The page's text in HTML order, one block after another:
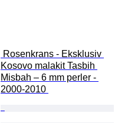
Kosovo malakit Tasbih
Misbah – 6 mm perler -
2000-2010